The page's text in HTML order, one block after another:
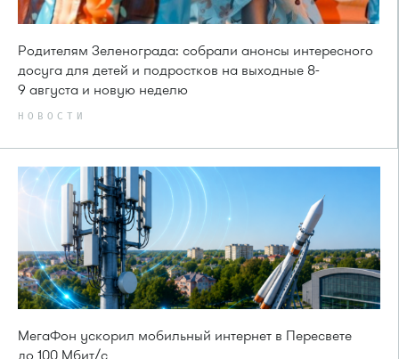
Родителям Зеленограда: собрали анонсы интересного
досуга для детей и подростков на выходные 8-
9 августа и новую неделю
НОВОСТИ
МегаФон ускорил мобильный интернет в Пересвете